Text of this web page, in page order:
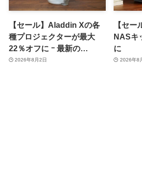
【セール】Aladdin Xの各
種プロジェクターが最大
22％オフに ｰ 最新の
｢Aladdin X3｣や｢Aladdin
2026年8月2日
【セ
NASキ
に
2026年8